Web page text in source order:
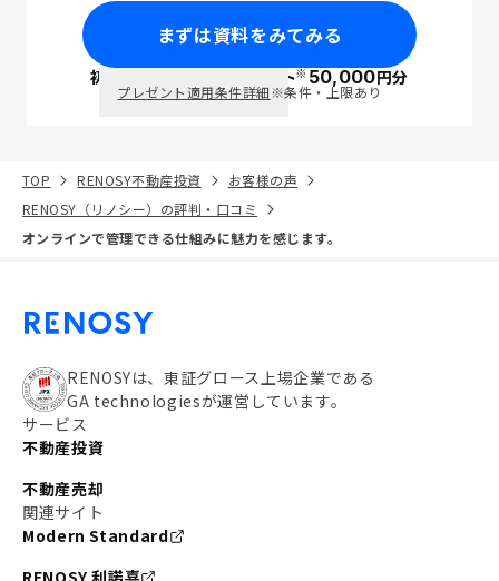
まずは資料をみてみる
初回面談で ポイント※50,000円分
プレゼント適用条件詳細※条件・上限あり
TOP RENOSY不動産投資
お客様の声
RENOSY（リノシー）の評判・口コミ
オンラインで管理できる仕組みに魅力を感じます。
RENOSYは、東証グロース上場企業である
GA technologiesが運営しています。
サービス
不動産投資
不動産売却
関連サイト
Modern Standard
RENOSY 利諾喜